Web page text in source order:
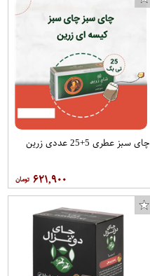
چای سبز عطری 5+25 عددی زرین
۶۲۱,۹۰۰